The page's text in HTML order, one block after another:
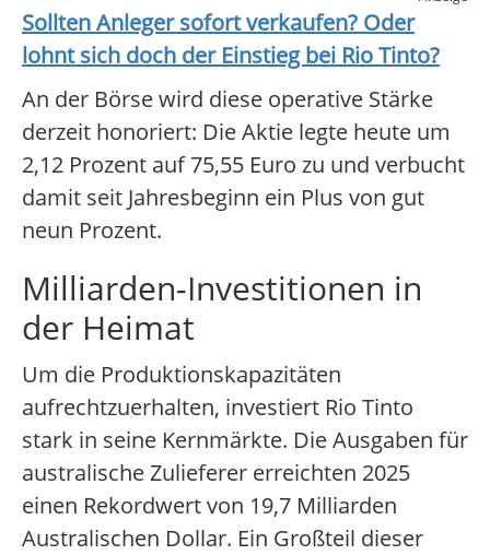
Sollten Anleger sofort verkaufen? Oder
lohnt sich doch der Einstieg bei Rio Tinto?
An der Börse wird diese operative Stärke
derzeit honoriert: Die Aktie legte heute um
2,12 Prozent auf 75,55 Euro zu und verbucht
damit seit Jahresbeginn ein Plus von gut
neun Prozent.
Milliarden-Investitionen in
der Heimat
Um die Produktionskapazitäten
aufrechtzuerhalten, investiert Rio Tinto
stark in seine Kernmärkte. Die Ausgaben für
australische Zulieferer erreichten 2025
einen Rekordwert von 19,7 Milliarden
Australischen Dollar. Ein Großteil dieser